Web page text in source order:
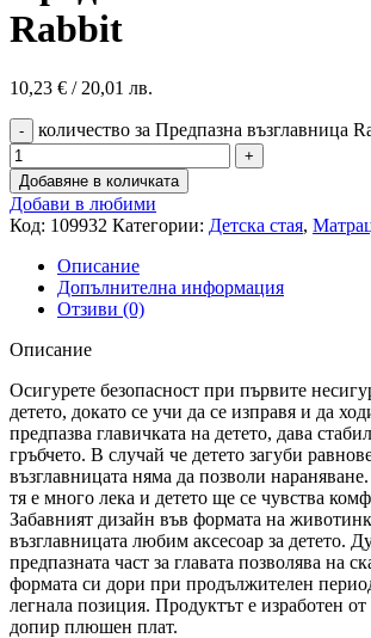
Rabbit
10,23 € / 20,01 лв.
количество за Предпазна възглавница
Добавяне в количката
Добави в любими
Код: 109932 Категории: Детска стая,
Описание
Допълнителна информация
Отзиви (0)
Описание
Осигурете безопасност при първите
детето, докато се учи да се изправя и да
предпазва главичката на детето, дава
гръбчето. В случай че детето загуби
възглавницата няма да позволи
тя е много лека и детето ще се чувства
Забавният дизайн във формата на
възглавницата любим аксесоар за детето.
предпазната част за главата позволява на
формата си дори при продължителен
легнала позиция. Продуктът е изработен
допир плюшен плат.